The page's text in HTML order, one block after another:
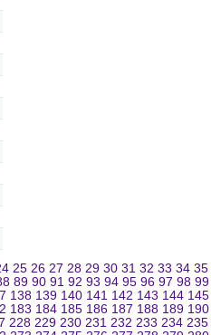
25 26 27 28 29 30 31 32 33 34 35
89 90 91 92 93 94 95 96 97 98 99
138 139 140 141 142 143 144 145
183 184 185 186 187 188 189 190
228 229 230 231 232 233 234 235